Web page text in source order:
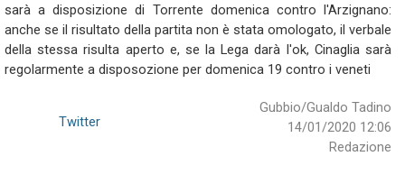
sarà a disposizione di Torrente domenica contro l'Arzignano:
anche se il risultato della partita non è stata omologato, il verbale
della stessa risulta aperto e, se la Lega darà l'ok, Cinaglia sarà
regolarmente a disposozione per domenica 19 contro i veneti
Gubbio/Gualdo Tadino
14/01/2020 12:06
Redazione
Twitter